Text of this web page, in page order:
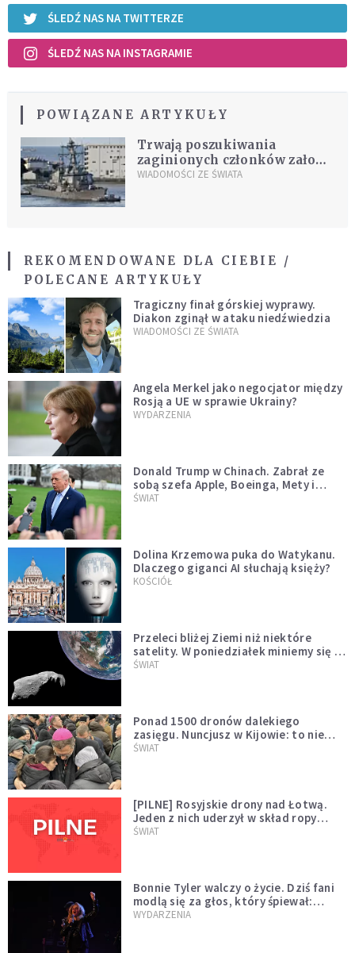
ŚLEDŹ NAS NA TWITTERZE
ŚLEDŹ NAS NA INSTAGRAMIE
POWIĄZANE ARTYKUŁY
Trwają poszukiwania
zaginionych członków załogi
USS Fitzgerald
WIADOMOŚCI ZE ŚWIATA
REKOMENDOWANE DLA CIEBIE /
POLECANE ARTYKUŁY
Tragiczny finał górskiej wyprawy.
Diakon zginął w ataku niedźwiedzia
WIADOMOŚCI ZE ŚWIATA
Angela Merkel jako negocjator między
Rosją a UE w sprawie Ukrainy?
WYDARZENIA
Donald Trump w Chinach. Zabrał ze
sobą szefa Apple, Boeinga, Mety i
Muska
ŚWIAT
Dolina Krzemowa puka do Watykanu.
Dlaczego giganci AI słuchają księży?
KOŚCIÓŁ
Przeleci bliżej Ziemi niż niektóre
satelity. W poniedziałek miniemy się z
asteroidą, która poprzedzi znacznie
ŚWIAT
Ponad 1500 dronów dalekiego
zasięgu. Nuncjusz w Kijowie: to nie
wygląda na wolę zakończenia wojny
ŚWIAT
[PILNE] Rosyjskie drony nad Łotwą.
Jeden z nich uderzył w skład ropy
naftowej
ŚWIAT
Bonnie Tyler walczy o życie. Dziś fani
modlą się za głos, który śpiewał:
"Lord, help me"
WYDARZENIA